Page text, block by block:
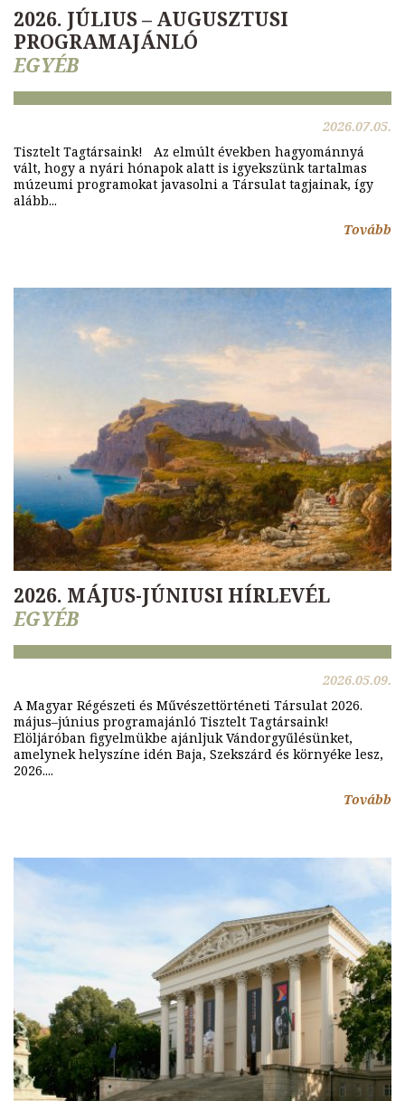
2026. JÚLIUS – AUGUSZTUSI
PROGRAMAJÁNLÓ
EGYÉB
2026.07.05.
Tisztelt Tagtársaink! Az elmúlt években hagyománnyá
vált, hogy a nyári hónapok alatt is igyekszünk tartalmas
múzeumi programokat javasolni a Társulat tagjainak, így
alább...
Tovább
2026. MÁJUS-JÚNIUSI HÍRLEVÉL
EGYÉB
2026.05.09.
A Magyar Régészeti és Művészettörténeti Társulat 2026.
május–június programajánló Tisztelt Tagtársaink!
Elöljáróban figyelmükbe ajánljuk Vándorgyűlésünket,
amelynek helyszíne idén Baja, Szekszárd és környéke lesz,
2026....
Tovább